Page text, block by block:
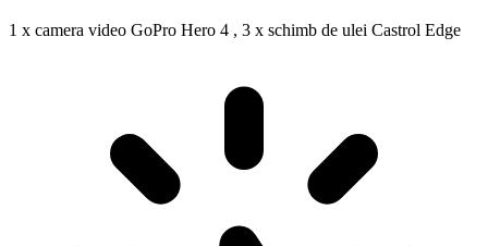
1 x camera video GoPro Hero 4 , 3 x schimb de ulei Castrol Edge